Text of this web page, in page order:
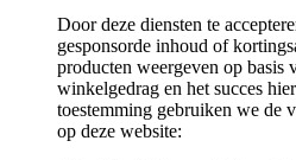
Door deze diensten te
gesponsorde inhoud of
producten weergeven op basis
winkelgedrag en het succes
toestemming gebruiken we de
op deze website: